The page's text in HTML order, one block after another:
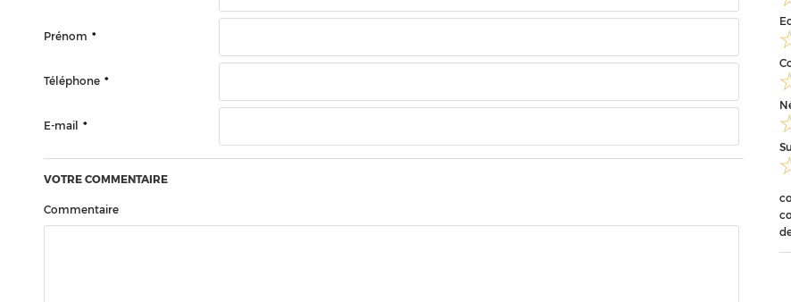
Prénom *
Téléphone *
E-mail *
VOTRE COMMENTAIRE
Commentaire